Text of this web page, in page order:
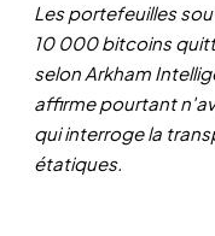
Les portefeuilles
10 000 bitcoins
selon Arkham
affirme pourtant
qui interroge la
étatiques.